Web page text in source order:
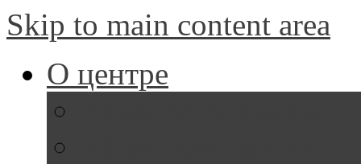
Skip to main content area
О центре